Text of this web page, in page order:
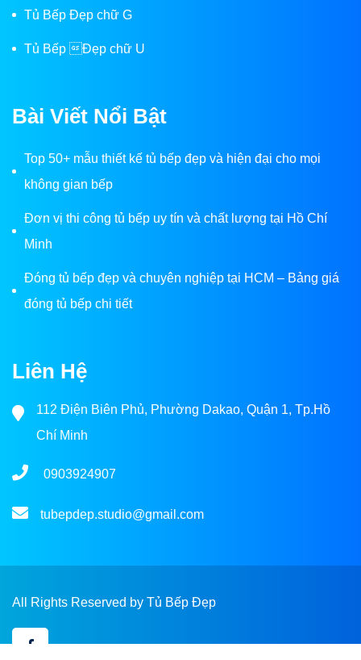
Tủ Bếp Đẹp chữ G
Tủ Bếp Đẹp chữ U
Bài Viết Nổi Bật
Top 50+ mẫu thiết kế tủ bếp đẹp và hiện đại cho mọi
không gian bếp
Đơn vị thi công tủ bếp uy tín và chất lượng tại Hồ Chí
Minh
Đóng tủ bếp đẹp và chuyên nghiệp tại HCM – Bảng giá
đóng tủ bếp chi tiết
Liên Hệ
112 Điện Biên Phủ, Phường Dakao, Quận 1, Tp.Hồ
Chí Minh
0903924907
tubepdep.studio@gmail.com
All Rights Reserved by Tủ Bếp Đẹp